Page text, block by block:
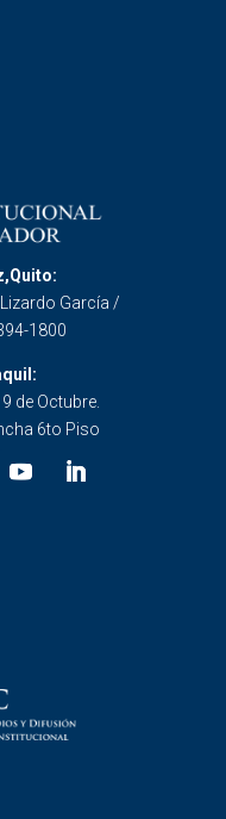
García /
1800
de Octubre.
6to Piso